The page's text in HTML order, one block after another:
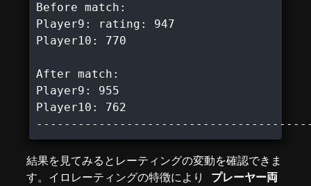
Before match:
Player9: rating: 947
Player10: 770
After match:
Player9: 955
Player10: 762
結果を見てみるとレーティングの変動を確認できま
す。イロレーティングの特徴により
プレーヤー両